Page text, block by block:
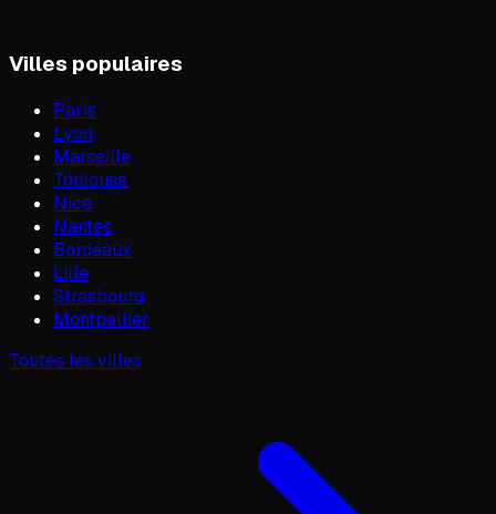
Villes populaires
Paris
Lyon
Marseille
Toulouse
Nice
Nantes
Bordeaux
Lille
Strasbourg
Montpellier
Toutes les villes